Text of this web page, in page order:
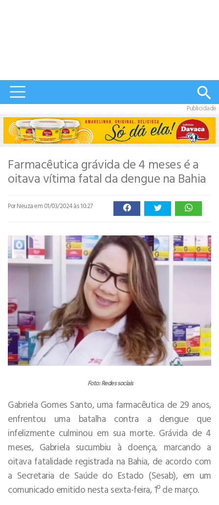
Publicidade
Farmacêutica grávida de 4 meses é a
oitava vítima fatal da dengue na Bahia
Por Neuzaem 01/03/2024 às 10:27
Foto: Redes sociais
Gabriela Gomes Santo, uma farmacêutica de 29 anos,
enfrentou uma batalha contra a dengue que
infelizmente culminou em sua morte. Grávida de 4
meses, Gabriela sucumbiu à doença, marcando a
oitava fatalidade registrada na Bahia, de acordo com
a Secretaria de Saúde do Estado (Sesab), em um
comunicado emitido nesta sexta-feira, 1º de março.